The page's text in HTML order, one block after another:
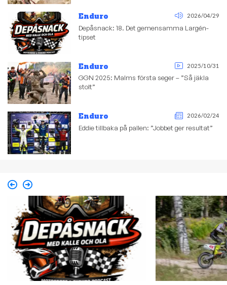
Enduro 2026/04/29
Depåsnack: 18. Det gemensamma Largén-
tipset
Enduro 2025/10/31
GGN 2025: Malms första seger – ”Så jäkla
stolt”
Enduro 2026/02/24
Eddie tillbaka på pallen: ”Jobbet ger resultat”